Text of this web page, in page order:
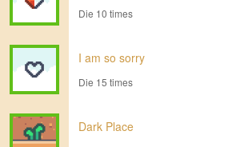
Die 10 times
I am so sorry
Die 15 times
Dark Place